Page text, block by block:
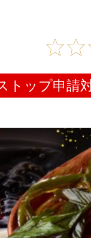
トップ申請